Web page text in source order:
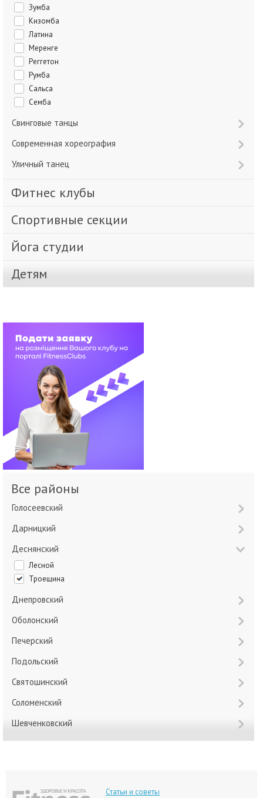
Зумба
Кизомба
Латина
Меренге
Реггетон
Румба
Сальса
Семба
Свинговые танцы
Современная хореография
Уличный танец
Фитнес клубы
Спортивные секции
Йога студии
Детям
Все районы
Голосеевский
Дарницкий
Деснянский
Лесной
Троещина
Днепровский
Оболонский
Печерский
Подольский
Святошинский
Соломенский
Шевченковский
Статьи и советы